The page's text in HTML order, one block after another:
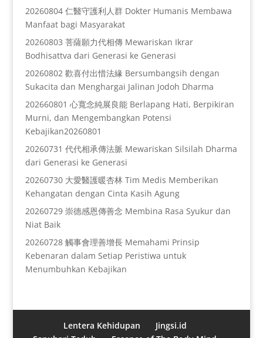
20260804 仁醫守護利人群 Dokter Humanis Membawa
Manfaat bagi Masyarakat
20260803 菩薩願力代相傳 Mewariskan Ikrar
Bodhisattva dari Generasi ke Generasi
20260802 歡喜付出惜法緣 Bersumbangsih dengan
Sukacita dan Menghargai Jalinan Jodoh Dharma
202660801 心寬念純展良能 Berlapang Hati, Berpikiran
Murni, dan Mengembangkan Potensi
Kebajikan20260801
20260731 代代相承傳法脈 Mewariskan Silsilah Dharma
dari Generasi ke Generasi
20260730 大愛醫護暖杏林 Tim Medis Memberikan
Kehangatan dengan Cinta Kasih Agung
20260729 崇德感恩傳善念 Membina Rasa Syukur dan
Niat Baik
20260728 觸事會理善增長 Memahami Prinsip
Kebenaran dalam Setiap Peristiwa untuk
Menumbuhkan Kebajikan
Lentera Kehidupan
Jingsi.id